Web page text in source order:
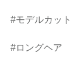
#モデルカット
#ロングヘア